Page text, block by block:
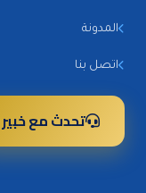
المدونة
اتصل بنا
تحدث مع خبير